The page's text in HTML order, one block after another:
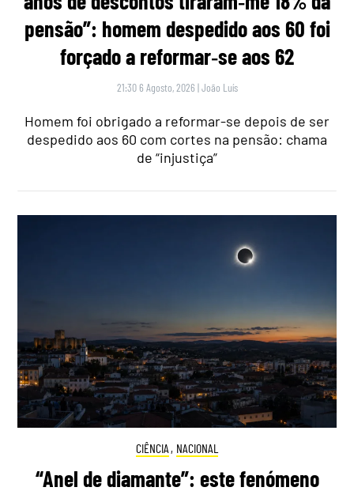
pensão”: homem despedido aos 60 foi
forçado a reformar‑se aos 62
21:30 6 Agosto, 2026 |João Luís
Homem foi obrigado a reformar-se depois de ser
despedido aos 60 com cortes na pensão: chama
de “injustiça”
CIÊNCIA , NACIONAL
“Anel de diamante”: este fenómeno